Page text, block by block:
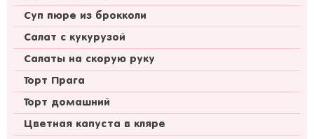
Суп пюре из брокколи
Салат с кукурузой
Салаты на скорую руку
Торт Прага
Торт домашний
Цветная капуста в кляре